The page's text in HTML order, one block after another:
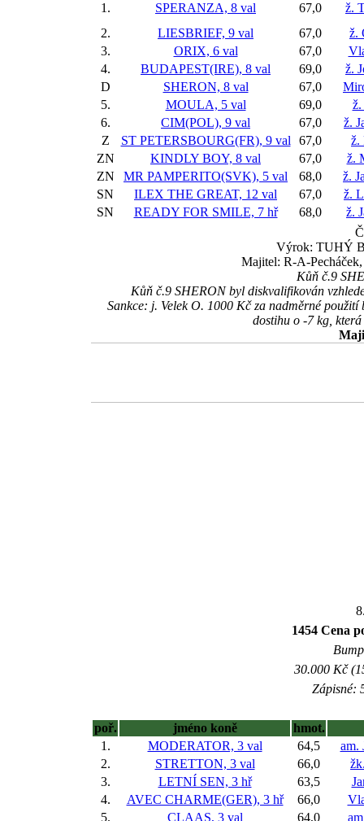
1.
SPERANZA, 8 val 67,0
ž.
2.
LIESBRIEF, 9 val 67,0
ž.
3.
ORIX, 6 val 67,0
4.
BUDAPEST(IRE), 8 val 69,0
ž.
D
SHERON, 8 val 67,0
5.
MOULA, 5 val 69,0
ž.
6.
CIM(POL), 9 val 67,0
ž.
Z
ST PETERSBOURG(FR), 9 val 67,0
ž.
ZN
KINDLY BOY, 8 val 67,0
ž.
ZN
MR PAMPERITO(SVK), 5 val 68,0
ž.
SN
ILEX THE GREAT, 12 val 67,0
ž.
SN
READY FOR SMILE, 7 hř 68,0
ž.
Výrok: TUHÝ
Majitel: R-A-Pecháček,
Kůň č.9
Kůň č.9 SHERON byl diskvalifikován
Sankce: j. Velek O. 1000 Kč za nadměrné
dostihu o -7 kg,
1454 Cena
30.000 Kč
Zápisné:
poř. jméno koně
hmot.
1.
MODERATOR, 3 val 64,5
am.
2.
STRETTON, 3 val 66,0
3.
LETNÍ SEN, 3 hř 63,5
4.
AVEC CHARME(GER), 3 hř 66,0
5.
CLAAS, 3 val 64,0